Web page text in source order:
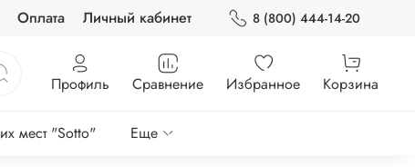
Оплата Личный кабинет 8 (800) 444-14-20
Профиль Сравнение Избранное Корзина
мест "Sotto" Еще